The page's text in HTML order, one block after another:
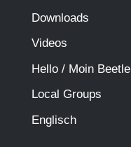
Downloads
Videos
Hello / Moin Beetle
Local Groups
Englisch